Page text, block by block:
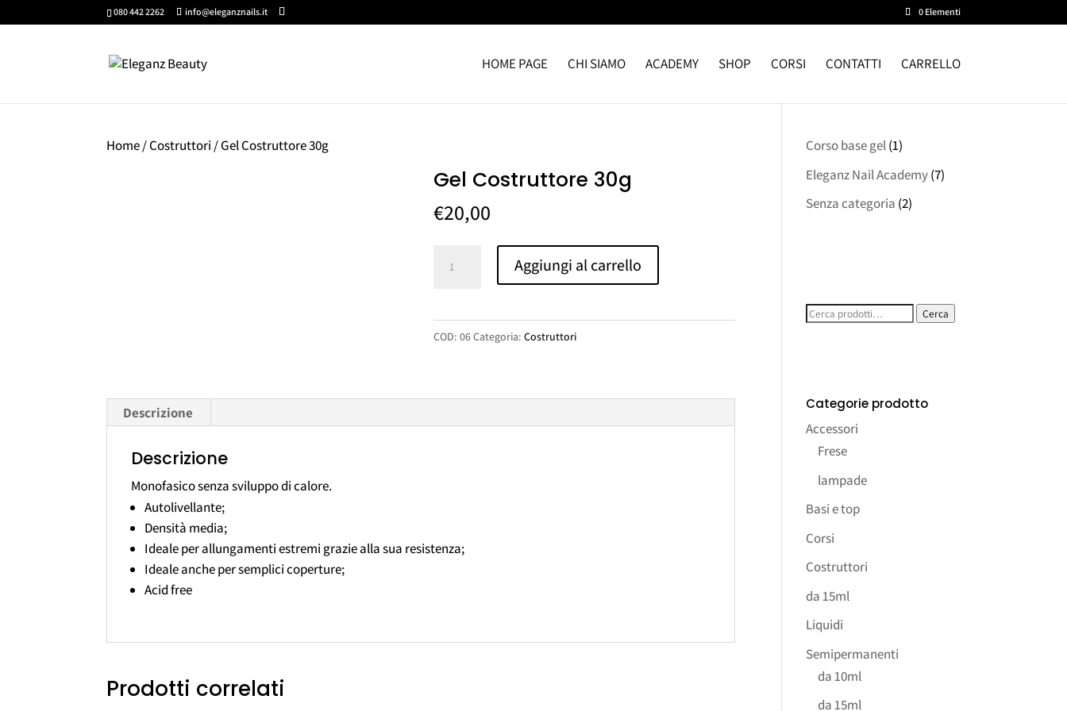
080 442 2262 info@eleganznails.it 0 Elementi
HOME PAGE CHI SIAMO ACADEMY SHOP CORSI CONTATTI CARRELLO
Home/Costruttori / Gel Costruttore 30g
Gel Costruttore 30g
€20,00
quantità
Aggiungi al carrello
COD:06Categoria:Costruttori
Descrizione
Descrizione
Monofasico senza sviluppo di calore.
Autolivellante;
Densità media;
Ideale per allungamenti estremi grazie alla sua resistenza;
Ideale anche per semplici coperture;
Acid free
Prodotti correlati
Corso base gel(1)
Eleganz Nail Academy(7)
Senza categoria (2)
Cerca: Cerca
Categorie prodotto
Accessori
Frese
lampade
Basi e top
Corsi
Costruttori
da 15ml
Liquidi
Semipermanenti
da 10ml
da 15ml